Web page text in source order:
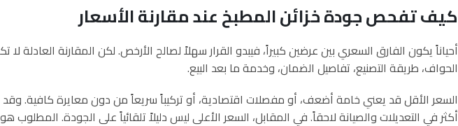
كيف تفحص جودة خزائن المطبخ عند مقارنة الأسعار
أحياناً يكون الفارق السعري بين عرضين كبيراً، فيبدو القرار سهلاً لصالح الأرخص. لكن المقارنة
الحواف، طريقة التصنيع، تفاصيل الضمان، وخدمة ما بعد البيع.
السعر الأقل قد يعني خامة أضعف، أو مفصلات اقتصادية، أو تركيباً سريعاً من دون معايرة كافية. وقد
أكثر في التعديلات والصيانة لاحقاً. في المقابل، السعر الأعلى ليس دليلاً تلقائياً على الجودة.